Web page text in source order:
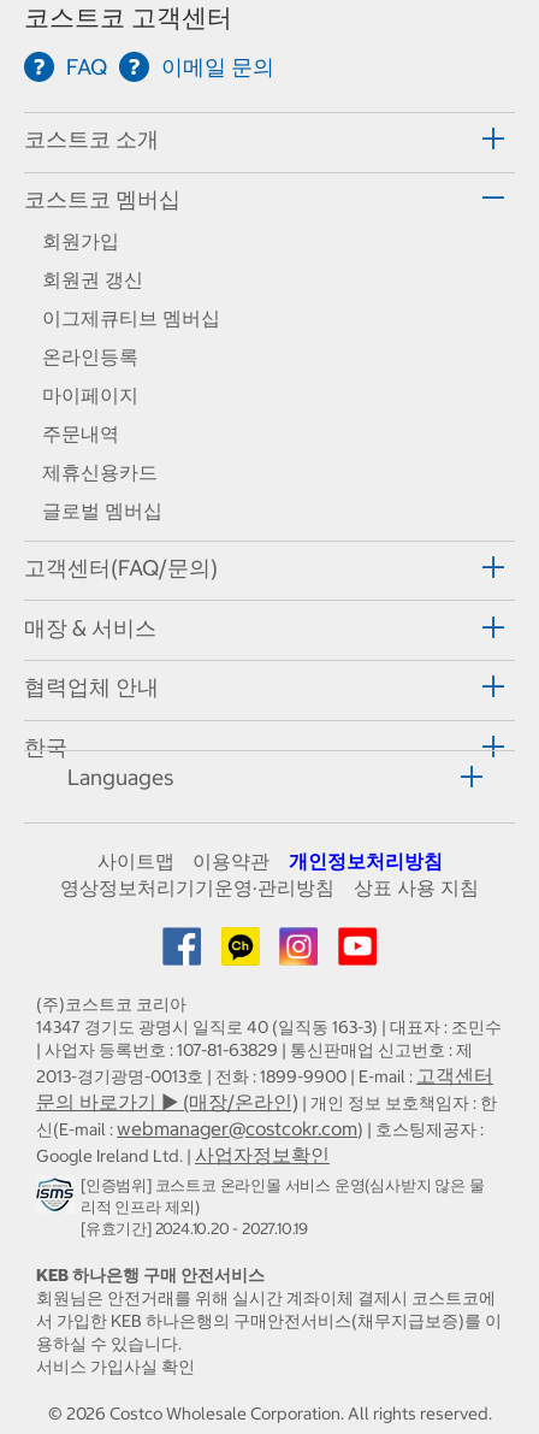
코스트코 고객센터
FAQ 이메일 문의
코스트코 소개
코스트코 멤버십
회원가입
회원권 갱신
이그제큐티브 멤버십
온라인등록
마이페이지
주문내역
제휴신용카드
글로벌 멤버십
고객센터(FAQ/문의)
매장 & 서비스
협력업체 안내
한국
Languages
사이트맵 이용약관
개인정보처리방침
영상정보처리기기운영·관리방침
상표 사용 지침
(주)코스트코 코리아
14347 경기도 광명시 일직로 40 (일직동 163-3) | 대표자 : 조민수
| 사업자 등록번호 : 107-81-63829 | 통신판매업 신고번호 : 제
2013-경기광명-0013호 | 전화 : 1899-9900 | E-mail : 고객센터
문의 바로가기 ▶ (매장/온라인) | 개인 정보 보호책임자 : 한
신(E-mail :webmanager@costcokr.com) | 호스팅제공자 :
Google Ireland Ltd. | 사업자정보확인
[인증범위] 코스트코 온라인몰 서비스 운영(심사받지 않은 물
리적 인프라 제외)
[유효기간] 2024.10.20 - 2027.10.19
KEB 하나은행 구매 안전서비스
회원님은 안전거래를 위해 실시간 계좌이체 결제시 코스트코에
서 가입한 KEB 하나은행의 구매안전서비스(채무지급보증)를 이
용하실 수 있습니다.
서비스 가입사실 확인
© 2026 Costco Wholesale Corporation.All rights reserved.